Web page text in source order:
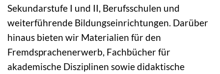
Sekundarstufe I und II, Berufsschulen und
weiterführende Bildungseinrichtungen. Darüber
hinaus bieten wir Materialien für den
Fremdsprachenerwerb, Fachbücher für
akademische Disziplinen sowie didaktische